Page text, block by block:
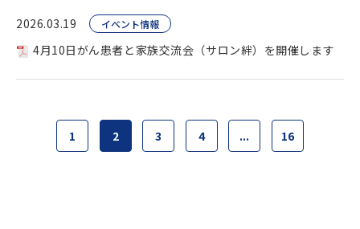
2026.03.19 イベント情報
4月10日がん患者と家族交流会（サロン絆）を開催します
1 2 3 4 ... 16